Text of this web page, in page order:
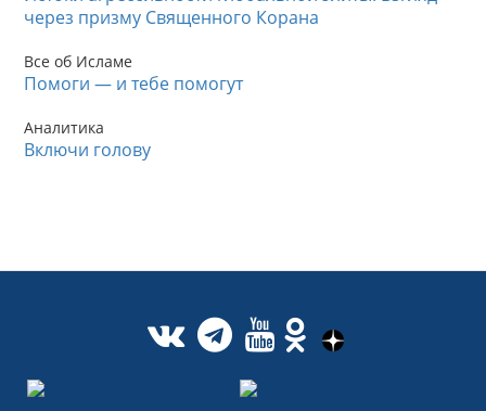
через призму Священного Корана
Все об Исламе
Помоги — и тебе помогут
Аналитика
Включи голову